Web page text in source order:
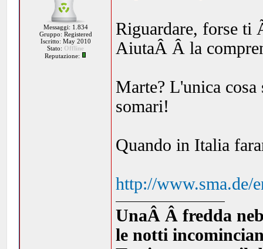
Messaggi: 1.834
Gruppo: Registered
Iscritto: May 2010
Stato: Offline
Reputazione:
Riguardare, forse ti
AiutaÂ Â la
Marte? L'unica
somari!
Quando in Italia
http://www.sma.de/
UnaÂ Â fredda
le notti